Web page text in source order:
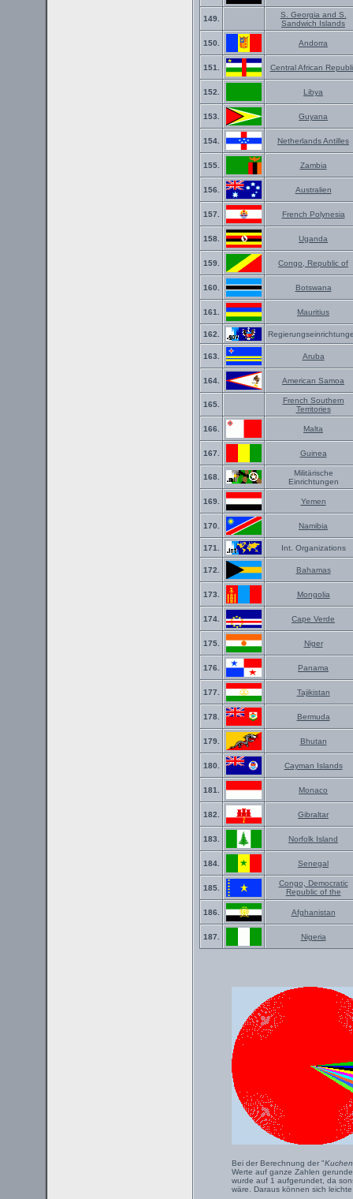
149.
S. Georgia and S.
Sandwich Islands
150. Andorra
151. Central African
152. Libya
153. Guyana
154. Netherlands Antilles
155. Zambia
156. Australien
157. French Polynesia
158. Uganda
159. Congo, Republic of
160. Botswana
161. Mauritius
162.
163. Aruba
164. American Samoa
165.
French Southern
Territories
166. Malta
167. Guinea
168.
Militärische
Einrichtungen
169. Yemen
170. Namibia
171. Int. Organizations
172. Bahamas
173. Mongolia
174. Cape Verde
175. Niger
176. Panama
177. Tajikistan
178. Bermuda
179. Bhutan
180. Cayman Islands
181. Monaco
182. Gibraltar
183. Norfolk Island
184. Senegal
185.
Congo, Democratic
Republic of the
186. Afghanistan
187. Nigeria
Bei der Berechnung der "
Werte auf ganze Zahlen
wurde auf 1 aufgerundet, da
wäre. Daraus können sich